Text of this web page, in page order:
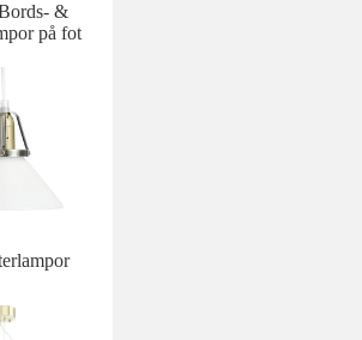
&
på fot